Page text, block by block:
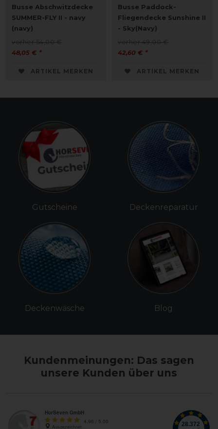
Busse Abschwitzdecke
SUMMER-FLY II - navy
(navy)
vorher 54,00 €
48,05 € *
ARTIKEL MERKEN
Busse Paddock-
Fliegendecke Sunshine II
- Sky(Navy)
vorher 49,00 €
42,60 € *
ARTIKEL MERKEN
Gutscheine
Deckenwäsche
Deckenreparatur
Blog
Kundenmeinungen: Das sagen
unsere Kunden über uns